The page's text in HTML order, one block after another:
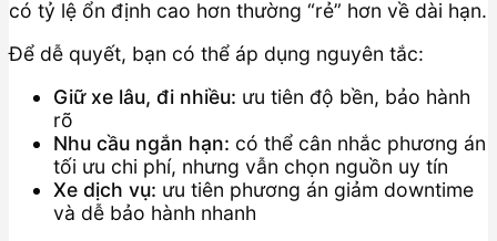
có tỷ lệ ổn định cao hơn thường “rẻ” hơn về dài hạn.
Để dễ quyết, bạn có thể áp dụng nguyên tắc:
Giữ xe lâu, đi nhiều: ưu tiên độ bền, bảo hành
rõ
Nhu cầu ngắn hạn: có thể cân nhắc phương án
tối ưu chi phí, nhưng vẫn chọn nguồn uy tín
Xe dịch vụ: ưu tiên phương án giảm downtime
và dễ bảo hành nhanh